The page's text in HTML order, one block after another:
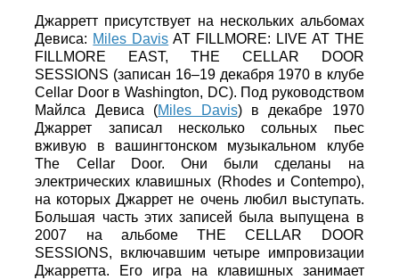
Джарретт присутствует на нескольких альбомах
Девиса: Miles Davis AT FILLMORE: LIVE AT THE
FILLMORE EAST, THE CELLAR DOOR
SESSIONS (записан 16–19 декабря 1970 в клубе
Cellar Door в Washington, DC). Под руководством
Майлса Девиса (Miles Davis) в декабре 1970
Джаррет записал несколько сольных пьес
вживую в вашингтонском музыкальном клубе
The Cellar Door. Они были сделаны на
электрических клавишных (Rhodes и Contempo),
на которых Джаррет не очень любил выступать.
Большая часть этих записей была выпущена в
2007 на альбоме THE CELLAR DOOR
SESSIONS, включавшим четыре импровизации
Джарретта. Его игра на клавишных занимает